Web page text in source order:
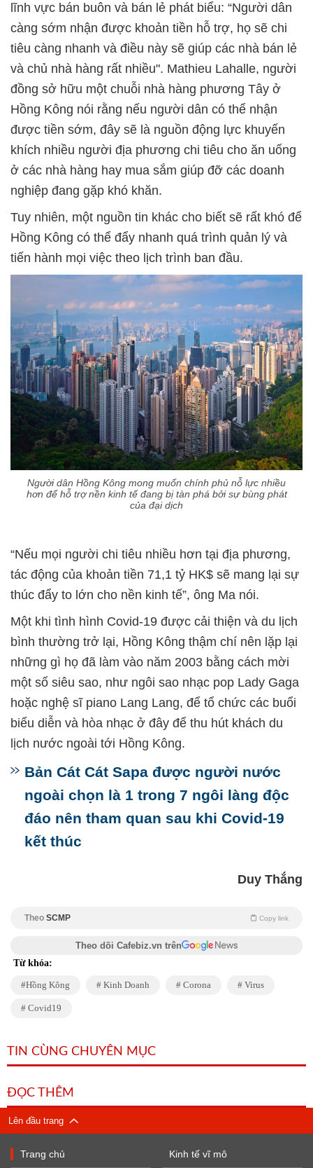
lĩnh vực bán buôn và bán lẻ phát biểu: “Người dân
càng sớm nhận được khoản tiền hỗ trợ, họ sẽ chi
tiêu càng nhanh và điều này sẽ giúp các nhà bán lẻ
và chủ nhà hàng rất nhiều". Mathieu Lahalle, người
đồng sở hữu một chuỗi nhà hàng phương Tây ở
Hồng Kông nói rằng nếu người dân có thể nhận
được tiền sớm, đây sẽ là nguồn động lực khuyến
khích nhiều người địa phương chi tiêu cho ăn uống
ở các nhà hàng hay mua sắm giúp đỡ các doanh
nghiệp đang gặp khó khăn.
Tuy nhiên, một nguồn tin khác cho biết sẽ rất khó để
Hồng Kông có thể đẩy nhanh quá trình quản lý và
tiến hành mọi việc theo lịch trình ban đầu.
Người dân Hồng Kông mong muốn chính phủ nỗ lực nhiều
hơn để hỗ trợ nền kinh tế đang bị tàn phá bởi sự bùng phát
của đại dịch
“Nếu mọi người chi tiêu nhiều hơn tại địa phương,
tác động của khoản tiền 71,1 tỷ HK$ sẽ mang lại sự
thúc đẩy to lớn cho nền kinh tế”, ông Ma nói.
Một khi tình hình Covid-19 được cải thiện và du lịch
bình thường trở lại, Hồng Kông thậm chí nên lặp lại
những gì họ đã làm vào năm 2003 bằng cách mời
một số siêu sao, như ngôi sao nhạc pop Lady Gaga
hoặc nghệ sĩ piano Lang Lang, để tổ chức các buổi
biểu diễn và hòa nhạc ở đây để thu hút khách du
lịch nước ngoài tới Hồng Kông.
Bản Cát Cát Sapa được người nước
ngoài chọn là 1 trong 7 ngôi làng độc
đáo nên tham quan sau khi Covid-19
kết thúc
Duy Thắng
Theo SCMP Copy link
Theo dõi Cafebiz.vn trên
Từ khóa:
Hồng Kông Kinh Doanh Corona Virus
Covid19
TIN CÙNG CHUYÊN MỤC
ĐỌC THÊM
Lên đầu trang
Trang chủ Kinh tế vĩ mô